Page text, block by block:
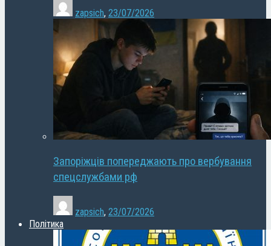
zapsich, 23/07/2026
Запоріжців попереджають про вербування
спецслужбами рф
zapsich, 23/07/2026
Політика